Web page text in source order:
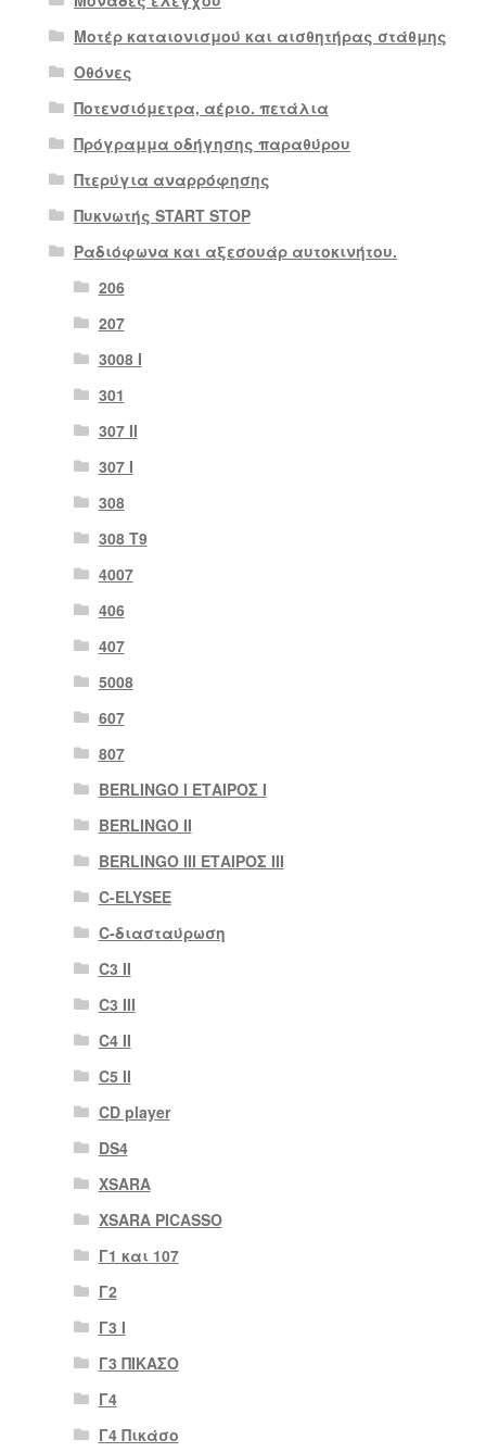
Μοτέρ καταιονισμού και αισθητήρας στάθμης
Οθόνες
Ποτενσιόμετρα, αέριο. πετάλια
Πρόγραμμα οδήγησης παραθύρου
Πτερύγια αναρρόφησης
Πυκνωτής START STOP
Ραδιόφωνα και αξεσουάρ αυτοκινήτου.
206
207
3008 Ι
301
307 II
307 Ι
308
308 Τ9
4007
406
407
5008
607
807
BERLINGO I ΕΤΑΙΡΟΣ Ι
BERLINGO II
BERLINGO III ΕΤΑΙΡΟΣ III
C-ELYSEE
C-διασταύρωση
C3 II
C3 III
C4 II
C5 II
CD player
DS4
XSARA
XSARA PICASSO
Γ1 και 107
Γ2
Γ3 Ι
Γ3 ΠΙΚΑΣΟ
Γ4
Γ4 Πικάσο